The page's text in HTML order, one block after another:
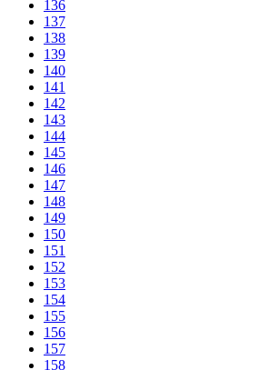
136
137
138
139
140
141
142
143
144
145
146
147
148
149
150
151
152
153
154
155
156
157
158